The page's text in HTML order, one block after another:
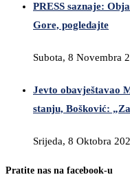
PRESS saznaje:
Gore, pogledajte
Subota, 8 Novembra
Jevto obavještavao
stanju, Bošković:
Srijeda, 8 Oktobra
Pratite nas na facebook-u